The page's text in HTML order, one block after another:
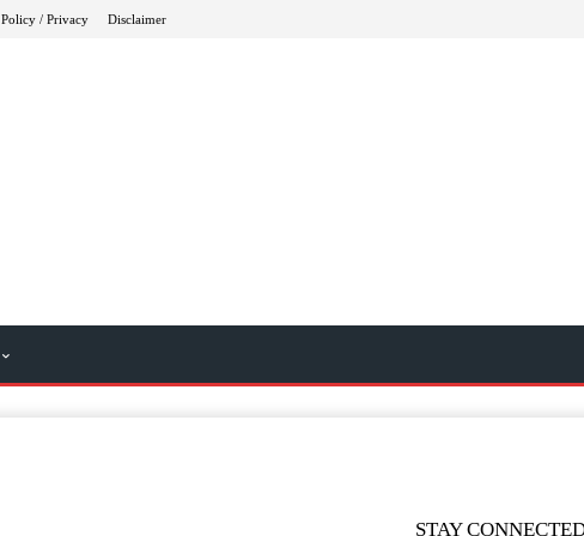
Policy / Privacy Disclaimer
STAY